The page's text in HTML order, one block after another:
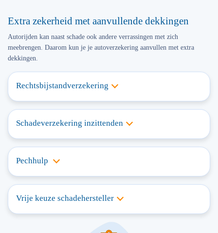
Extra zekerheid met aanvullende dekkingen
Autorijden kan naast schade ook andere verrassingen met zich
meebrengen. Daarom kun je je autoverzekering aanvullen met extra
dekkingen.
Rechtsbijstandverzekering
Schadeverzekering inzittenden
Pechhulp
Vrije keuze schadehersteller